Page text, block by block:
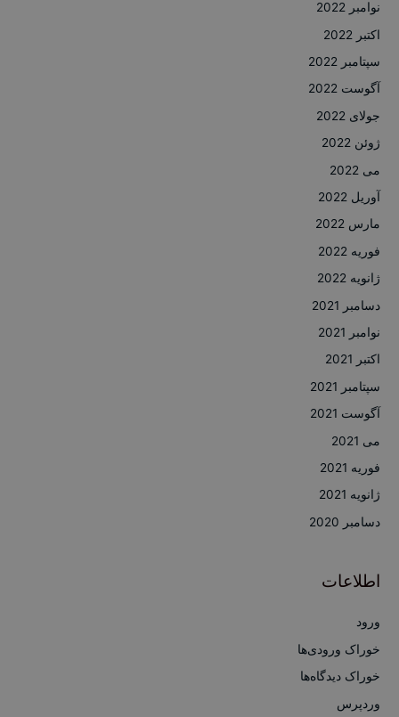
نوامبر 2022
اکتبر 2022
سپتامبر 2022
آگوست 2022
جولای 2022
ژوئن 2022
می 2022
آوریل 2022
مارس 2022
فوریه 2022
ژانویه 2022
دسامبر 2021
نوامبر 2021
اکتبر 2021
سپتامبر 2021
آگوست 2021
می 2021
فوریه 2021
ژانویه 2021
دسامبر 2020
اطلاعات
ورود
خوراک ورودی‌ها
خوراک دیدگاه‌ها
وردپرس